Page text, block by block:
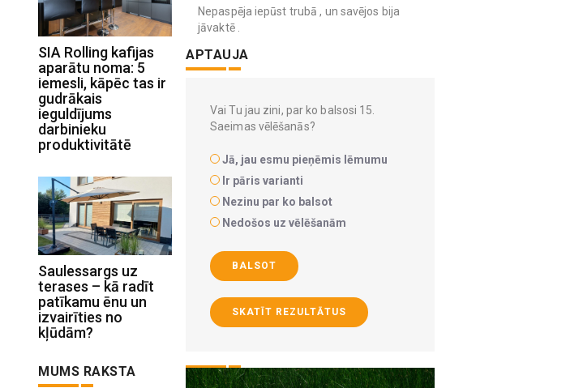
SIA Rolling kafijas
aparātu noma: 5
iemesli, kāpēc tas ir
gudrākais
ieguldījums
darbinieku
produktivitātē
Saulessargs uz
terases – kā radīt
patīkamu ēnu un
izvairīties no
kļūdām?
MUMS RAKSTA
Nepaspēja iepūst trubā , un savējos bija
jāvaktē .
APTAUJA
Vai Tu jau zini, par ko balsosi 15.
Saeimas vēlēšanās?
Jā, jau esmu pieņēmis lēmumu
Ir pāris varianti
Nezinu par ko balsot
Nedošos uz vēlēšanām
BALSOT
SKATĪT REZULTĀTUS